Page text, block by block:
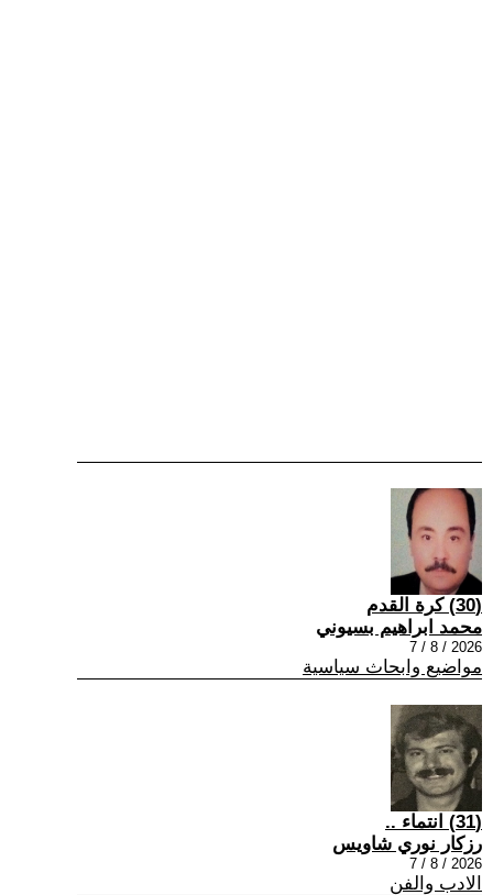
(30) كرة القدم
محمد ابراهيم بسيوني
2026 / 8 / 7
مواضيع وابحاث سياسية
(31) انتماء ..
رزكار نوري شاويس
2026 / 8 / 7
الادب والفن